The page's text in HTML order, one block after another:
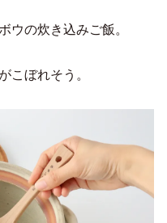
ウの炊き込みご飯。
こぼれそう。